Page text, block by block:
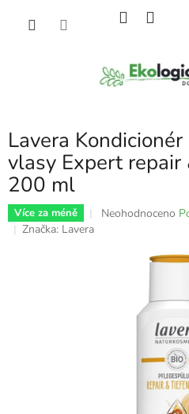
Lavera
vlasy Expert repair
200 ml
Více za méně
Průměrné
hvězdiček.
Neohodnoceno
Značka: Lavera